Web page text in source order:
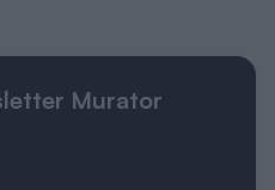
Murator